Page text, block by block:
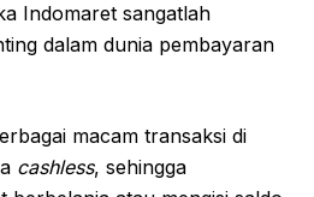
Indomaret sangatlah
dalam dunia pembayaran
macam transaksi di
cashless, sehingga